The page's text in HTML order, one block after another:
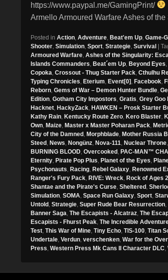
https://www.paypal.me/GamingPrint/
Armello Armoured Warfare Ashes of
Posted in Action, Adventure, Beat'em Up, Game-
Shooter, Simulation, Sport, Strategie, Survival |
Armoured Warfare, Ashes of the Singularity:
Islands Commanders, Beat´em Up, Beyond Eyes,
Copoka, Crossout - Thug Starter Pack, Cthulhu
Typing Chronicles, Eterium, Event[0], Facebook,
Reborn, Gems of War – Demon Hunter Bundle,
Edition, Gotham City Impostors, Gratis, Grey Goo
Hacknet, HackyZack, HAWKEN – Prosk Starter
Kathy Rain, Kentucky Route Zero, Kero Blaster,
Own, Maize, Master x Master Poharan Pack,
City of the Damned, Morphblade, Mother Russia
Steed, News, Nongünz, Nova-111, Nuclear Throne,
BURNING BLOOD, Overcooked, PAC-MAN™
Eternity, Pirate Pop Plus, Planet of the Eyes,
Psychonauts, Racing, Rebel Galaxy, Renowned
Ranger's Fury Pack, RIVE: Wreck, Rock of Ages
Shantae and the Pirate's Curse, Sheltered,
Simulation, SOMA, Space Run Galaxy, Sport,
Untold, Strategie, Super Rude Bear Resurrection,
Banner Saga, The Escapists - Alcatraz, The
Escapists - Fhurst Peak, The Incredible
Test, This War of Mine, Tiny Echo, TIS-100, Titan
Undertale, Verdun, verschenken, War for the
Press, Western Press Mk Cans II Character DLC,